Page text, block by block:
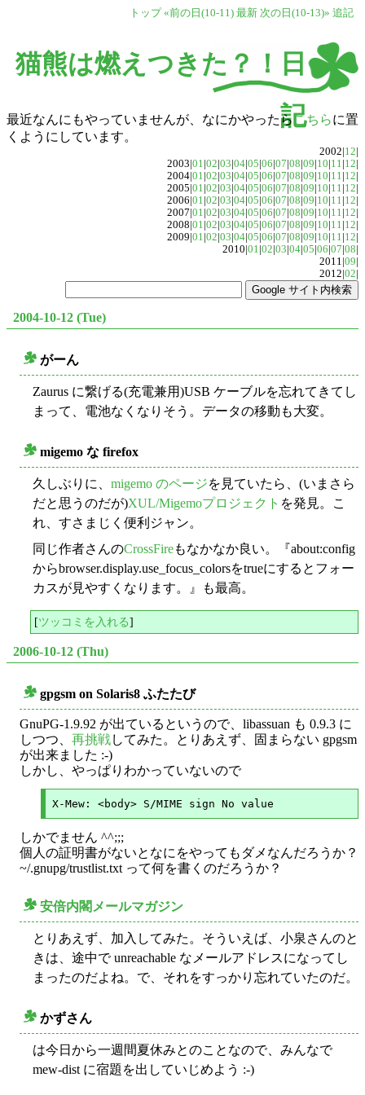
トップ «前の日(10-11) 最新 次の日(10-13)» 追記
猫熊は燃えつきた？！日
記
最近なんにもやっていませんが、なにかやったら こちらに置
くようにしています。
2002|12|
2003|01|02|03|04|05|06|07|08|09|10|11|12|
2004|01|02|03|04|05|06|07|08|09|10|11|12|
2005|01|02|03|04|05|06|07|08|09|10|11|12|
2006|01|02|03|04|05|06|07|08|09|10|11|12|
2007|01|02|03|04|05|06|07|08|09|10|11|12|
2008|01|02|03|04|05|06|07|08|09|10|11|12|
2009|01|02|03|04|05|06|07|08|09|10|11|12|
2010|01|02|03|04|05|06|07|08|
2011|09|
2012|02|
2004-10-12 (Tue)
がーん
Zaurus に繋げる(充電兼用)USB ケーブルを忘れてきてし
まって、電池なくなりそう。データの移動も大変。
migemo な firefox
久しぶりに、 migemo のページを見ていたら、(いまさら
だと思うのだが)XUL/Migemoプロジェクト を発見。こ
れ、すさまじく便利ジャン。
同じ作者さんのCrossFireもなかなか良い。『about:config
からbrowser.display.use_focus_colorsをtrueにするとフォー
カスが見やすくなります。』も最高。
[ツッコミを入れる]
2006-10-12 (Thu)
gpgsm on Solaris8 ふたたび
GnuPG-1.9.92 が出ているというので、libassuan も 0.9.3 に
しつつ、 再挑戦してみた。とりあえず、固まらない gpgsm
が出来ました :-)
しかし、やっぱりわかっていないので
しかでません ^^;;;
個人の証明書がないとなにをやってもダメなんだろうか？
~/.gnupg/trustlist.txt って何を書くのだろうか？
安倍内閣メールマガジン
とりあえず、加入してみた。そういえば、小泉さんのと
きは、途中で unreachable なメールアドレスになってし
まったのだよね。で、それをすっかり忘れていたのだ。
かずさん
は今日から一週間夏休みとのことなので、みんなで
mew-dist に宿題を出していじめよう :-)